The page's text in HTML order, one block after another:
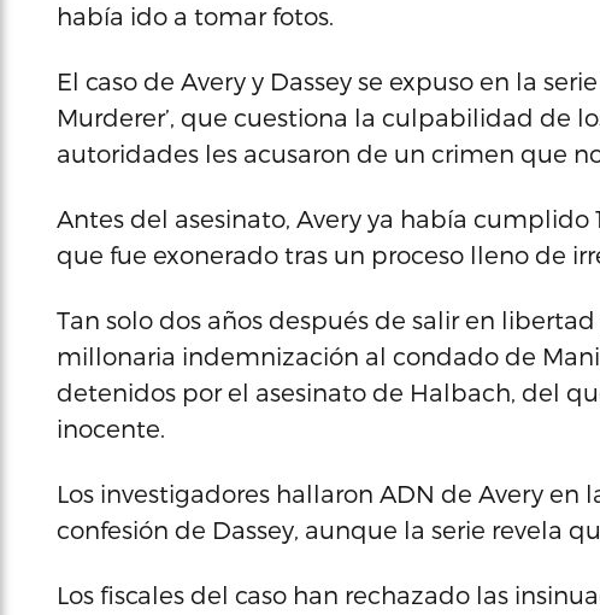
había ido a tomar fotos.
El caso de Avery y Dassey se expuso en la
Murderer’, que cuestiona la culpabilidad de
autoridades les acusaron de un crimen que
Antes del asesinato, Avery ya había
que fue exonerado tras un proceso lleno de
Tan solo dos años después de salir en
millonaria indemnización al condado de
detenidos por el asesinato de Halbach, del
inocente.
Los investigadores hallaron ADN de Avery en
confesión de Dassey, aunque la serie revela
Los fiscales del caso han rechazado las